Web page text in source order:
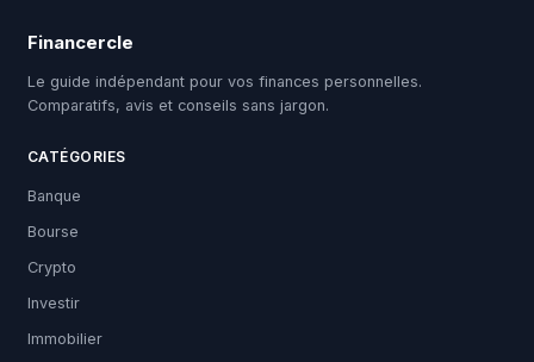
Financercle
Le guide indépendant pour vos finances personnelles.
Comparatifs, avis et conseils sans jargon.
CATÉGORIES
Banque
Bourse
Crypto
Investir
Immobilier